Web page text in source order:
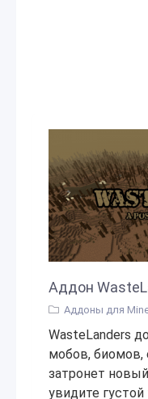
Аддон
Аддоны для
WasteLanders
мобов, биомов,
затронет
увидите